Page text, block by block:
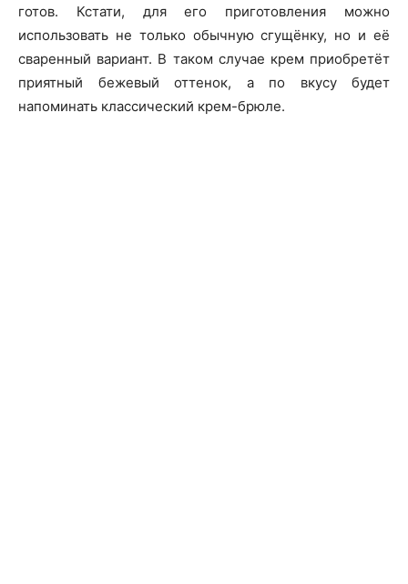
готов. Кстати, для его приготовления можно
использовать не только обычную сгущёнку, но и её
сваренный вариант. В таком случае крем приобретёт
приятный бежевый оттенок, а по вкусу будет
напоминать классический крем-брюле.